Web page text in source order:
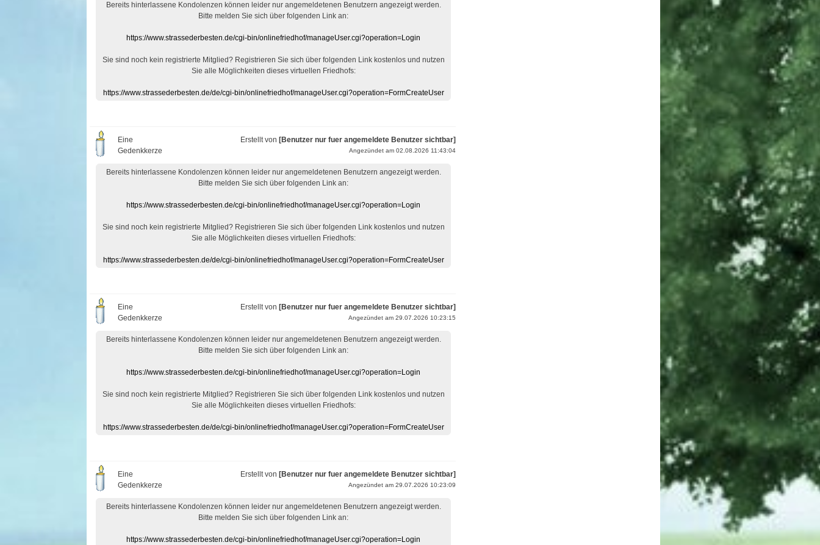
Bereits hinterlassene Kondolenzen können leider nur angemeldetenen Benutzern angezeigt werden.
Bitte melden Sie sich über folgenden Link an:
https://www.strassederbesten.de/cgi-bin/onlinefriedhof/manageUser.cgi?operation=Login
Sie sind noch kein registrierte Mitglied? Registrieren Sie sich über folgenden Link kostenlos und nutzen
Sie alle Möglichkeiten dieses virtuellen Friedhofs:
https://www.strassederbesten.de/de/cgi-bin/onlinefriedhof/manageUser.cgi?operation=FormCreateUser
Eine
Gedenkkerze
Erstellt von [Benutzer nur fuer angemeldete Benutzer sichtbar]
Angezündet am 02.08.2026 11:43:04
Bereits hinterlassene Kondolenzen können leider nur angemeldetenen Benutzern angezeigt werden.
Bitte melden Sie sich über folgenden Link an:
https://www.strassederbesten.de/cgi-bin/onlinefriedhof/manageUser.cgi?operation=Login
Sie sind noch kein registrierte Mitglied? Registrieren Sie sich über folgenden Link kostenlos und nutzen
Sie alle Möglichkeiten dieses virtuellen Friedhofs:
https://www.strassederbesten.de/de/cgi-bin/onlinefriedhof/manageUser.cgi?operation=FormCreateUser
Eine
Gedenkkerze
Erstellt von [Benutzer nur fuer angemeldete Benutzer sichtbar]
Angezündet am 29.07.2026 10:23:15
Bereits hinterlassene Kondolenzen können leider nur angemeldetenen Benutzern angezeigt werden.
Bitte melden Sie sich über folgenden Link an:
https://www.strassederbesten.de/cgi-bin/onlinefriedhof/manageUser.cgi?operation=Login
Sie sind noch kein registrierte Mitglied? Registrieren Sie sich über folgenden Link kostenlos und nutzen
Sie alle Möglichkeiten dieses virtuellen Friedhofs:
https://www.strassederbesten.de/de/cgi-bin/onlinefriedhof/manageUser.cgi?operation=FormCreateUser
Eine
Gedenkkerze
Erstellt von [Benutzer nur fuer angemeldete Benutzer sichtbar]
Angezündet am 29.07.2026 10:23:09
Bereits hinterlassene Kondolenzen können leider nur angemeldetenen Benutzern angezeigt werden.
Bitte melden Sie sich über folgenden Link an:
https://www.strassederbesten.de/cgi-bin/onlinefriedhof/manageUser.cgi?operation=Login